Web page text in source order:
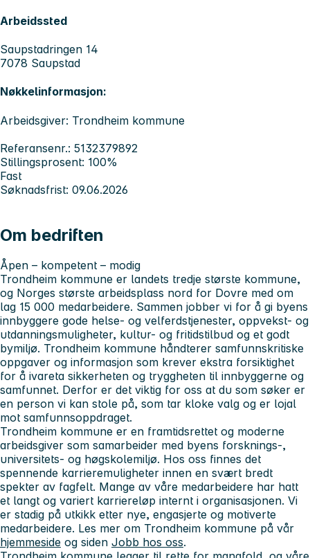
Arbeidssted
Saupstadringen 14
7078 Saupstad
Nøkkelinformasjon:
Arbeidsgiver: Trondheim kommune
Referansenr.: 5132379892
Stillingsprosent: 100%
Fast
Søknadsfrist: 09.06.2026
Om bedriften
Åpen – kompetent – modig
Trondheim kommune er landets tredje største kommune,
og Norges største arbeidsplass nord for Dovre med om
lag 15 000 medarbeidere. Sammen jobber vi for å gi byens
innbyggere gode helse- og velferdstjenester, oppvekst- og
utdanningsmuligheter, kultur- og fritidstilbud og et godt
bymiljø. Trondheim kommune håndterer samfunnskritiske
oppgaver og informasjon som krever ekstra forsiktighet
for å ivareta sikkerheten og tryggheten til innbyggerne og
samfunnet. Derfor er det viktig for oss at du som søker er
en person vi kan stole på, som tar kloke valg og er lojal
mot samfunnsoppdraget.
Trondheim kommune er en framtidsrettet og moderne
arbeidsgiver som samarbeider med byens forsknings-,
universitets- og høgskolemiljø. Hos oss finnes det
spennende karrieremuligheter innen en svært bredt
spekter av fagfelt. Mange av våre medarbeidere har hatt
et langt og variert karriereløp internt i organisasjonen. Vi
er stadig på utkikk etter nye, engasjerte og motiverte
medarbeidere. Les mer om Trondheim kommune på vår
hjemmeside og siden Jobb hos oss.